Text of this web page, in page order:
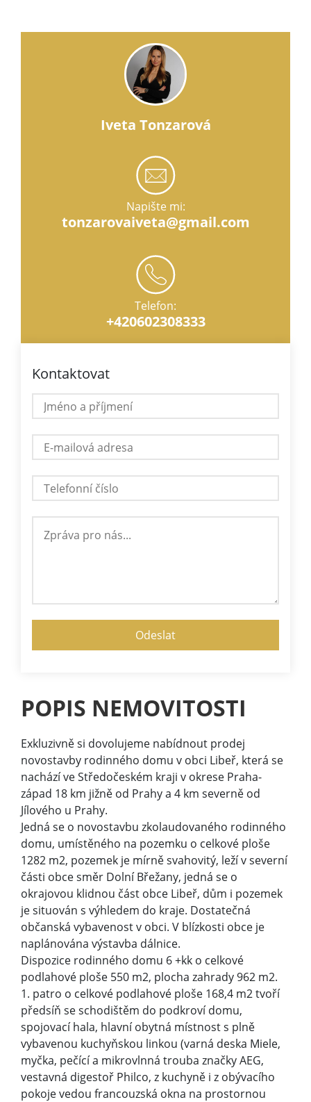
Iveta Tonzarová
Napište mi:
tonzarovaiveta@gmail.com
Telefon:
+420602308333
Kontaktovat
POPIS NEMOVITOSTI
Exkluzivně si dovolujeme nabídnout prodej
novostavby rodinného domu v obci Libeř, která se
nachází ve Středočeském kraji v okrese Praha-
západ 18 km jižně od Prahy a 4 km severně od
Jílového u Prahy.
Jedná se o novostavbu zkolaudovaného rodinného
domu, umístěného na pozemku o celkové ploše
1282 m2, pozemek je mírně svahovitý, leží v severní
části obce směr Dolní Břežany, jedná se o
okrajovou klidnou část obce Libeř, dům i pozemek
je situován s výhledem do kraje. Dostatečná
občanská vybavenost v obci. V blízkosti obce je
naplánována výstavba dálnice.
Dispozice rodinného domu 6 +kk o celkové
podlahové ploše 550 m2, plocha zahrady 962 m2.
1. patro o celkové podlahové ploše 168,4 m2 tvoří
předsíň se schodištěm do podkroví domu,
spojovací hala, hlavní obytná místnost s plně
vybavenou kuchyňskou linkou (varná deska Miele,
myčka, pečící a mikrovlnná trouba značky AEG,
vestavná digestoř Philco, z kuchyně i z obývacího
pokoje vedou francouzská okna na prostornou